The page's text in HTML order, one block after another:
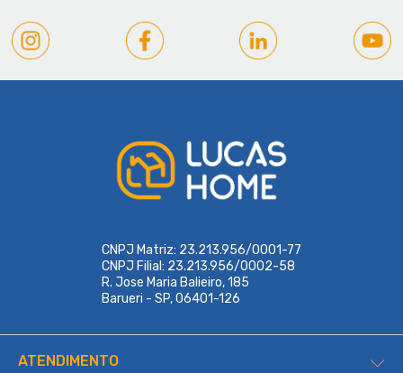
CNPJ Matriz: 23.213.956/0001-77
CNPJ Filial: 23.213.956/0002-58
R. Jose Maria Balieiro, 185
Barueri - SP, 06401-126
ATENDIMENTO